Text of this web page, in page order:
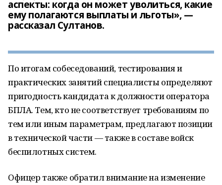
аспекты: когда он может уволиться, какие
ему полагаются выплаты и льготы», —
рассказал Султанов.
По итогам собеседований, тестирования и
практических занятий специалисты определяют
пригодность кандидата к должности оператора
БПЛА. Тем, кто не соответствует требованиям по
тем или иным параметрам, предлагают позиции
в технической части — также в составе войск
беспилотных систем.
Офицер также обратил внимание на изменение